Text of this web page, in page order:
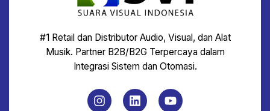
#1 Retail dan Distributor Audio, Visual, dan Alat
Musik. Partner B2B/B2G Terpercaya dalam
Integrasi Sistem dan Otomasi.